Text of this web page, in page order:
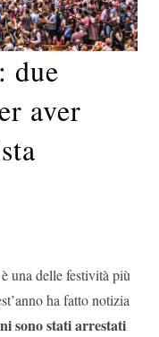
due
aver
è una delle festività più
ha fatto notizia
sono stati arrestati